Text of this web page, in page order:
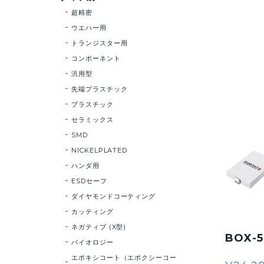
BOX-
超精密
ウエハー用
トランジスター用
コンポーネント
汎用型
先端プラスチック
プラスチック
セラミックス
SMD
NICKELPLATED
ハンダ用
ESDセーフ
ダイヤモンドコーティング
カッティング
ネガティブ (X型)
バイオロジー
エポキシコート（エポクシーコー